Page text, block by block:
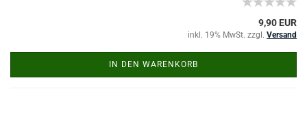
9,90 EUR
inkl. 19% MwSt. zzgl. Versand
IN DEN WARENKORB